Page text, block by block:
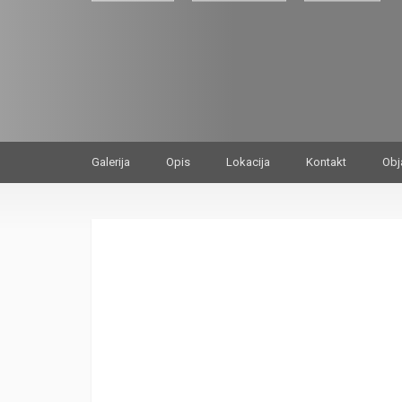
Galerija Opis Lokacija Kontakt